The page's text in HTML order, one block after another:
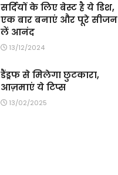
सर्दियों के लिए बेस्ट है ये डिश,
एक बार बनाएं और पूरे सीजन
लें आनंद
13/12/2024
डैंड्रफ से मिलेगा छुटकारा,
आज़माएं ये टिप्स
13/02/2025